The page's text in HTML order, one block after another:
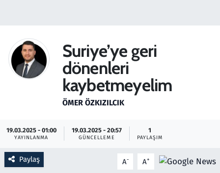
Suriye’ye geri
dönenleri
kaybetmeyelim
ÖMER ÖZKIZILCIK
19.03.2025 - 01:00
YAYINLANMA
19.03.2025 - 20:57
GÜNCELLEME
1
PAYLAŞIM
Paylaş A- A+
Haber
Kültür Sanat
Kurumsal Haberler
Memur ve Kamu
Otomobil